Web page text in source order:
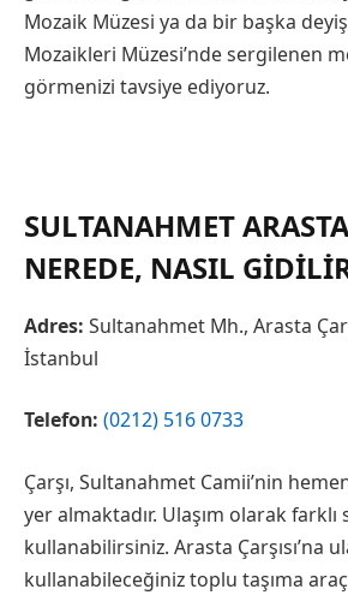
Mozaik Müzesi ya da bir başka
Mozaikleri Müzesi’nde sergilenen
görmenizi tavsiye ediyoruz.
SULTANAHMET
NEREDE, NASIL
Adres: Sultanahmet Mh., Arasta
İstanbul
Telefon: (0212) 516 0733
Çarşı, Sultanahmet Camii’nin
yer almaktadır. Ulaşım olarak farklı
kullanabilirsiniz. Arasta Çarşısı’na
kullanabileceğiniz toplu taşıma